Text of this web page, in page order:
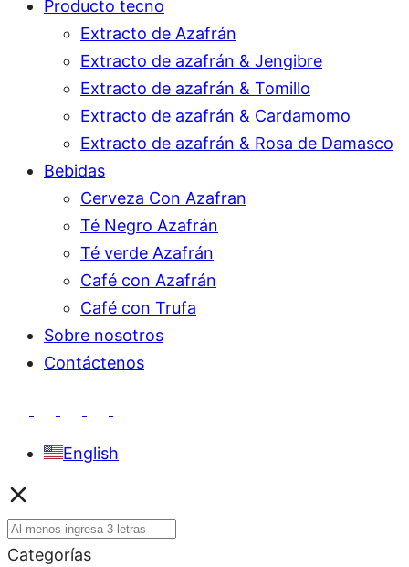
Producto tecno
Extracto de Azafrán
Extracto de azafrán & Jengibre
Extracto de azafrán & Tomillo
Extracto de azafrán & Cardamomo
Extracto de azafrán & Rosa de Damasco
Bebidas
Cerveza Con Azafran
Té Negro Azafrán
Té verde Azafrán
Café con Azafrán
Café con Trufa
Sobre nosotros
Contáctenos
English
Categorías